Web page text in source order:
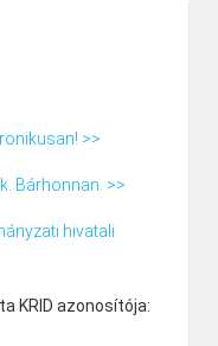
>>
Bárhonnan. >>
hivatali
KRID azonosítója: